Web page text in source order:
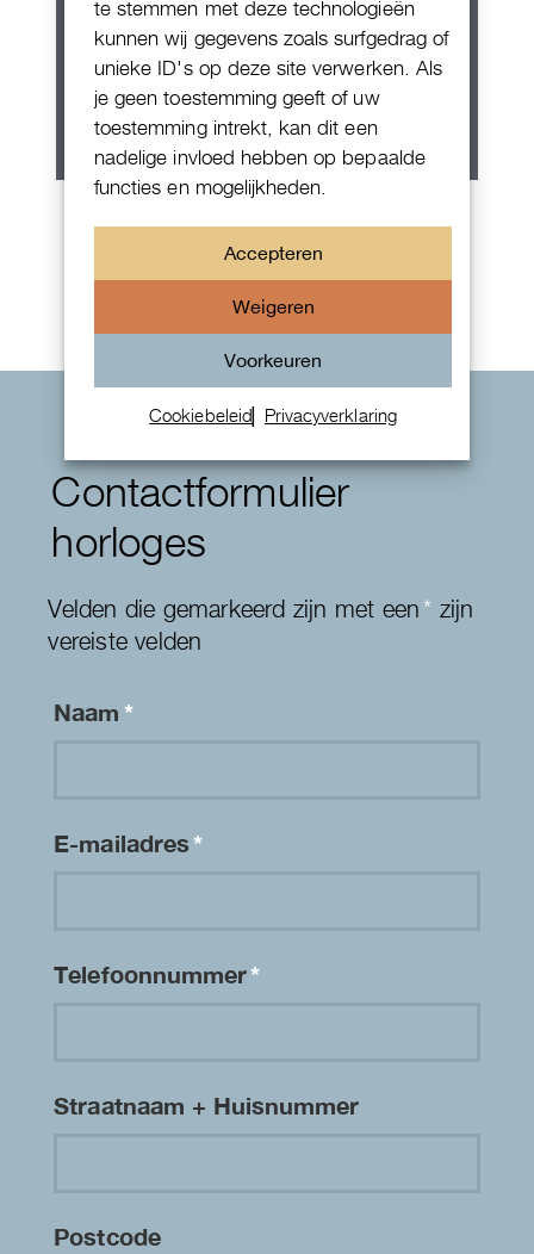
te stemmen met deze technologieën
kunnen wij gegevens zoals surfgedrag of
unieke ID's op deze site verwerken. Als
je geen toestemming geeft of uw
toestemming intrekt, kan dit een
nadelige invloed hebben op bepaalde
functies en mogelijkheden.
Accepteren
Weigeren
Voorkeuren
Cookiebeleid Privacyverklaring
Patek Philippe Annual Calendar
Chornograaf
Contactformulier
horloges
Velden die gemarkeerd zijn met een* zijn
vereiste velden
Naam*
E-mailadres*
Telefoonnummer*
Straatnaam + Huisnummer
Postcode